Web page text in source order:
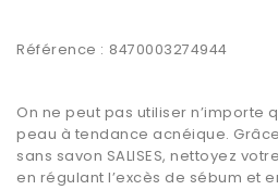
Référence : 8470003274944
On ne peut pas utiliser n’importe
peau à tendance acnéique.
sans savon SALISES, nettoyez
en régulant l’excès de sébum et